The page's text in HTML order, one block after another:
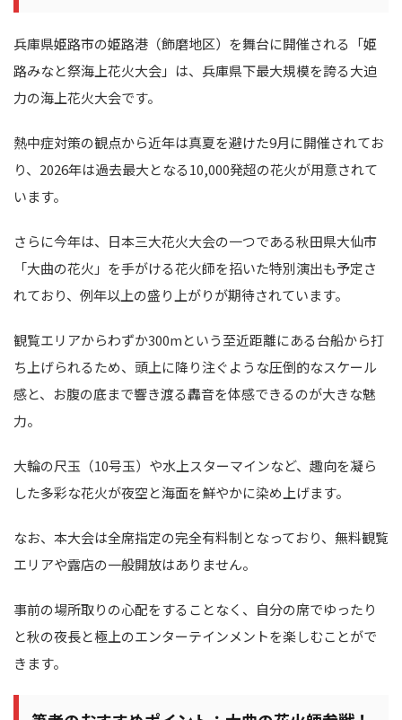
兵庫県姫路市の姫路港（飾磨地区）を舞台に開催される「姫
路みなと祭海上花火大会」は、兵庫県下最大規模を誇る大迫
力の海上花火大会です。
熱中症対策の観点から近年は真夏を避けた9月に開催されてお
り、2026年は過去最大となる10,000発超の花火が用意されて
います。
さらに今年は、日本三大花火大会の一つである秋田県大仙市
「大曲の花火」を手がける花火師を招いた特別演出も予定さ
れており、例年以上の盛り上がりが期待されています。
観覧エリアからわずか300mという至近距離にある台船から打
ち上げられるため、頭上に降り注ぐような圧倒的なスケール
感と、お腹の底まで響き渡る轟音を体感できるのが大きな魅
力。
大輪の尺玉（10号玉）や水上スターマインなど、趣向を凝ら
した多彩な花火が夜空と海面を鮮やかに染め上げます。
なお、本大会は全席指定の完全有料制となっており、無料観覧
エリアや露店の一般開放はありません。
事前の場所取りの心配をすることなく、自分の席でゆったり
と秋の夜長と極上のエンターテインメントを楽しむことがで
きます。